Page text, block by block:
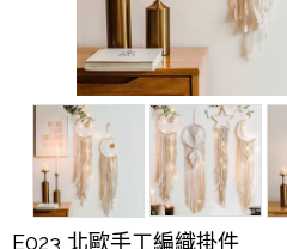
E023 北歐手工編織掛件